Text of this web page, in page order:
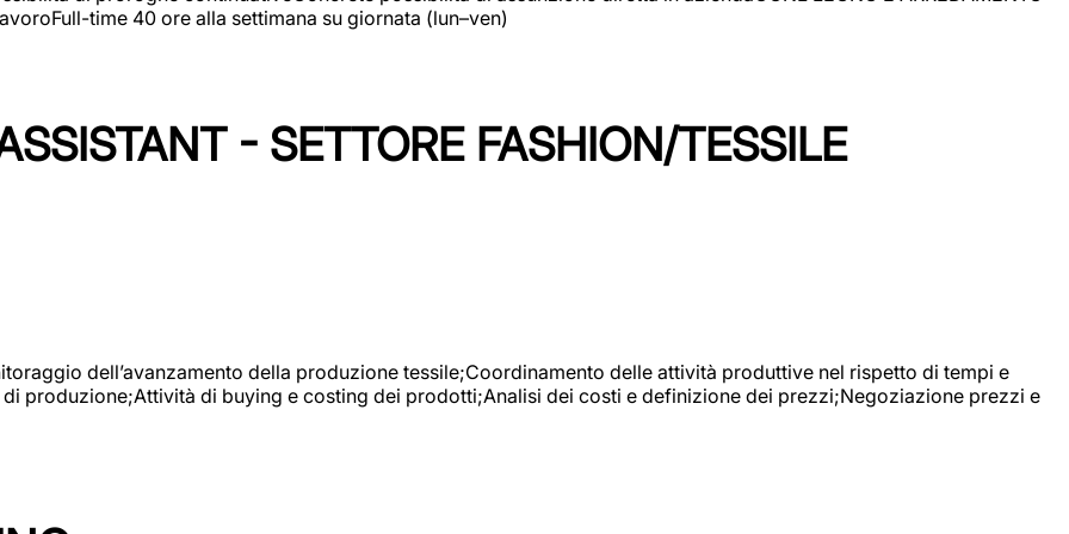
time 40 ore alla settimana su giornata (lun–ven)
- SETTORE FASHION/TESSILE
dell’avanzamento della produzione tessile;Coordinamento delle attività produttive nel rispetto di tempi e
produzione;Attività di buying e costing dei prodotti;Analisi dei costi e definizione dei prezzi;Negoziazione prezzi e